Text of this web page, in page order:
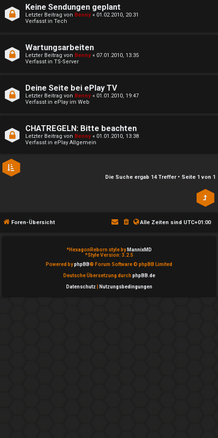
t
v
e
h
m
e
n
u
Keine Sendungen geplant
Letzter Beitrag von Benny « 01.02.2010, 20:31
Verfasst in Tech
Wartungsarbeiten
Letzter Beitrag von Benny « 07.01.2010, 13:35
Verfasst in TS-Server
Deine Seite bei ePlay TV
Letzter Beitrag von Benny « 01.01.2010, 19:47
Verfasst in ePlay im Web
CHATREGELN: Bitte beachten
Letzter Beitrag von Benny « 01.01.2010, 13:38
Verfasst in ePlay Allgemein
Die Suche ergab 14 Treffer • Seite 1 von 1
P
a
i
m
t
e
↳Foren-Übersicht Alle Zeiten sind UTC+01:00
*HexagonReborn style by MannixMD
*Style Version: 3.2.5
Powered byphpBB® Forum Software © phpBB Limited
Deutsche Übersetzung durch phpBB.de
Datenschutz Nutzungsbedingungen